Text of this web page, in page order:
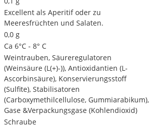
Excellent als Aperitif oder zu
Meeresfrüchten und Salaten.
0,0 g
Ca 6°C - 8° C
Weintrauben, Säureregulatoren
(Weinsäure (L(+)-)), Antioxidantien (L-
Ascorbinsäure), Konservierungsstoff
(Sulfite), Stabilisatoren
(Carboxymethilcellulose, Gummiarabikum),
Gase &Verpackungsgase (Kohlendioxid)
Schraube